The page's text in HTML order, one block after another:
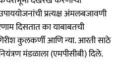
प्रत्यक्ष अंमलबजावणी
दिसतात का याबाबतची
कुलकर्णी आणि न्या. आरती साठे
मंडळाला (एमपीसीबी) दिले.